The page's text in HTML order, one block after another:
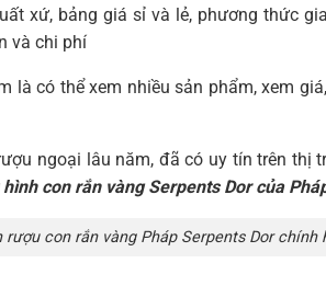
xứ, bảng giá sỉ và lẻ, phương thức
và chi phí
là có thể xem nhiều sản phẩm, xem
ngoại lâu năm, đã có uy tín trên thị
con rắn vàng Serpents Dor của
rượu con rắn vàng Pháp Serpents Dor